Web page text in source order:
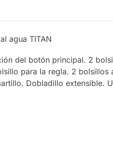
agua TITAN
del botón principal. 2
para la regla. 2
Dobladillo extensible.